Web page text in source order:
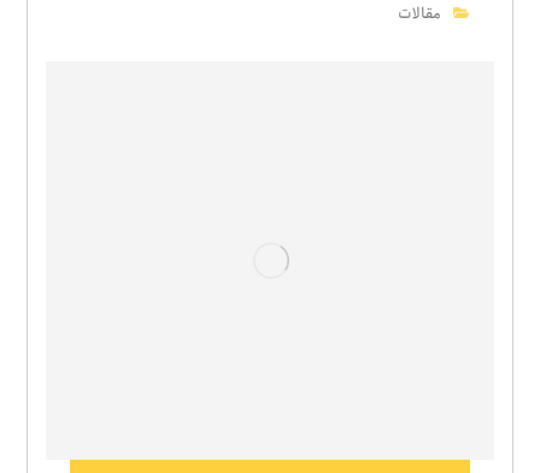
مقالات